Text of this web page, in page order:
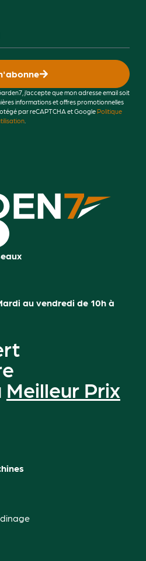
j’accepte que mon adresse email soit
informations et offres promotionnelles
par reCAPTCHA et GooglePolitique
.
au vendredi de 10h à
Meilleur Prix